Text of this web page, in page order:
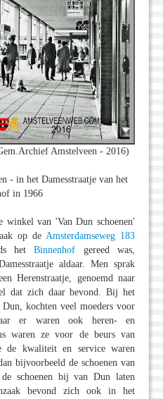
Amstelveen - 2016)
- in het Damesstraatje van het
in 1966
winkel van 'Van Dun schoenen'
op de Amsterdamseweg 183
hetBinnenhof gereed was,
aldaar. Men sprak
Herenstraatje, genoemd naar
dat zich daar bevond. Bij het
kochten veel moeders voor
er waren ook heren- en
waren ze voor de beurs van
de kwaliteit en service waren
bijvoorbeeld de schoenen van
schoenen bij van Dun laten
bevond zich ook in het